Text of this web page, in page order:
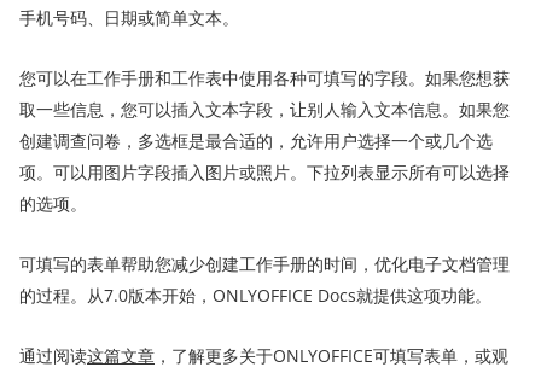
手机号码、日期或简单文本。
您可以在工作手册和工作表中使用各种可填写的字段。如果您想获
取一些信息，您可以插入文本字段，让别人输入文本信息。如果您
创建调查问卷，多选框是最合适的，允许用户选择一个或几个选
项。可以用图片字段插入图片或照片。下拉列表显示所有可以选择
的选项。
可填写的表单帮助您减少创建工作手册的时间，优化电子文档管理
的过程。从7.0版本开始，ONLYOFFICE Docs就提供这项功能。
通过阅读这篇文章 ，了解更多关于ONLYOFFICE可填写表单，或观